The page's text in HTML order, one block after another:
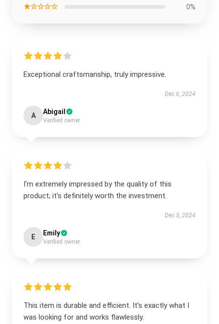
★☆☆☆☆ 0%
Exceptional craftsmanship, truly impressive.
Dec 6, 2024
A Abigail
Verified owner
I’m extremely impressed by the quality of this
product; it's definitely worth the investment.
Dec 5, 2024
E Emily
Verified owner
This item is durable and efficient. It’s exactly what I
was looking for and works flawlessly.